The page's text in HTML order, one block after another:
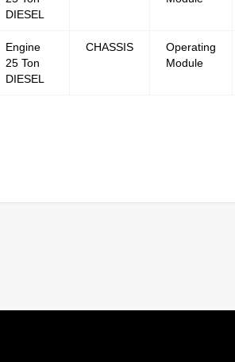
DIESEL
Engine
25 Ton
DIESEL
CHASSIS
Operating
Module